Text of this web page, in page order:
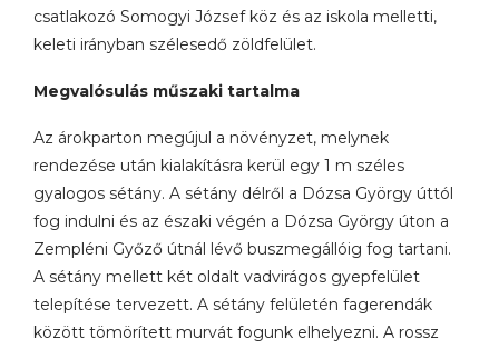
csatlakozó Somogyi József köz és az iskola melletti,
keleti irányban szélesedő zöldfelület.
Megvalósulás műszaki tartalma
Az árokparton megújul a növényzet, melynek
rendezése után kialakításra kerül egy 1 m széles
gyalogos sétány. A sétány délről a Dózsa György úttól
fog indulni és az északi végén a Dózsa György úton a
Zempléni Győző útnál lévő buszmegállóig fog tartani.
A sétány mellett két oldalt vadvirágos gyepfelület
telepítése tervezett. A sétány felületén fagerendák
között tömörített murvát fogunk elhelyezni. A rossz